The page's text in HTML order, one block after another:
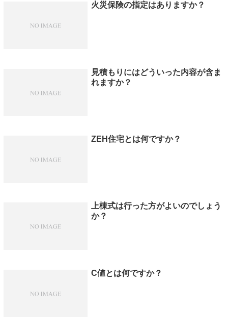
火災保険の指定はありますか？
見積もりにはどういった内容が含ま
れますか？
ZEH住宅とは何ですか？
上棟式は行った方がよいのでしょう
か？
C値とは何ですか？